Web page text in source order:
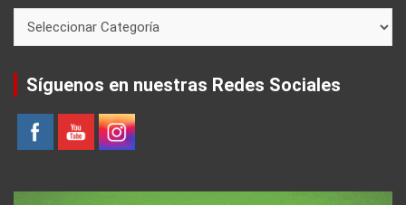
Síguenos en nuestras Redes Sociales